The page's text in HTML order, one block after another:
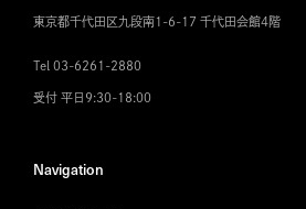
東京都千代田区九段南1-6-17 千代田会館4階
Tel 03-6261-2880
受付 平日9:30-18:00
Navigation